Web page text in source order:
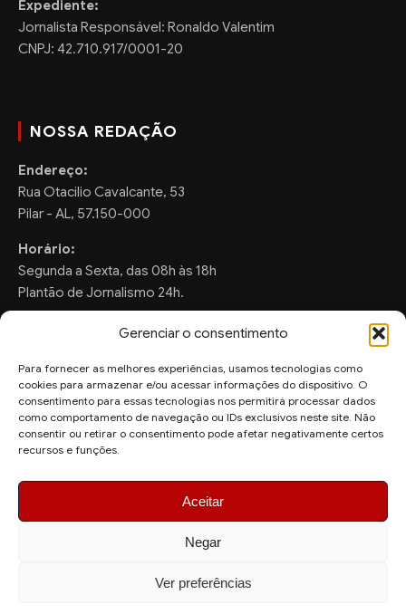
Gerenciar o consentimento
Para fornecer as melhores experiências, usamos tecnologias como
cookies para armazenar e/ou acessar informações do dispositivo. O
consentimento para essas tecnologias nos permitirá processar dados
como comportamento de navegação ou IDs exclusivos neste site. Não
consentir ou retirar o consentimento pode afetar negativamente certos
recursos e funções.
Aceitar
Negar
Ver preferências
Expediente:
Jornalista Responsável: Ronaldo Valentim
CNPJ: 42.710.917/0001-20
NOSSA REDAÇÃO
Endereço:
Rua Otacilio Cavalcante, 53
Pilar - AL, 57.150-000
Horário:
Segunda a Sexta, das 08h às 18h
Plantão de Jornalismo 24h.
FALE CONOSCO
Sugestões de Pauta:
ronaldo.valentim150@gmail.com
© 2026 AquiAgora - Todos os direitos reservados.